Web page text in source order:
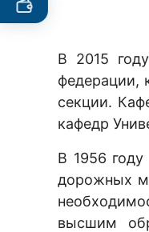
В 2015
федерации,
секции.
кафедр
В 1956
дорожных
высшим